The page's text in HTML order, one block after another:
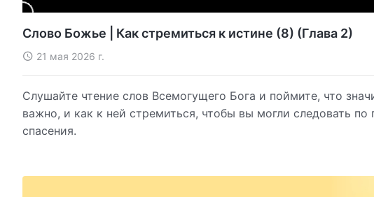
Слово Божье | Как стремиться к истине (8) (Глава 2)
21 мая 2026 г.
Слушайте чтение слов Всемогущего Бога и поймите, что
важно, и как к ней стремиться, чтобы вы могли следовать
спасения.